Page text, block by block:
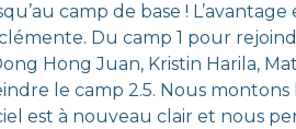
camp de base !
Du camp 1 pour
Hong Juan, Kristin Harila,
le camp 2.5. Nous
est à nouveau clair et nous